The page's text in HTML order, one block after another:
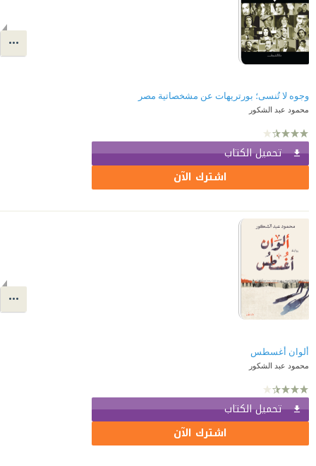
وجوه لا تُنسى؛ بورتريهات عن مشخصاتية مصر
محمود عبد الشكور
تحميل الكتاب
اشترك الآن
ألوان أغسطس
محمود عبد الشكور
تحميل الكتاب
اشترك الآن